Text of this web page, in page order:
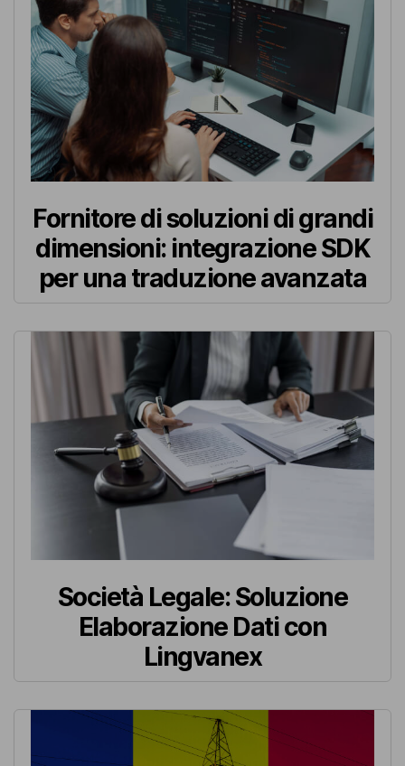
Fornitore di soluzioni di grandi
dimensioni: integrazione SDK
per una traduzione avanzata
Società Legale: Soluzione
Elaborazione Dati con
Lingvanex